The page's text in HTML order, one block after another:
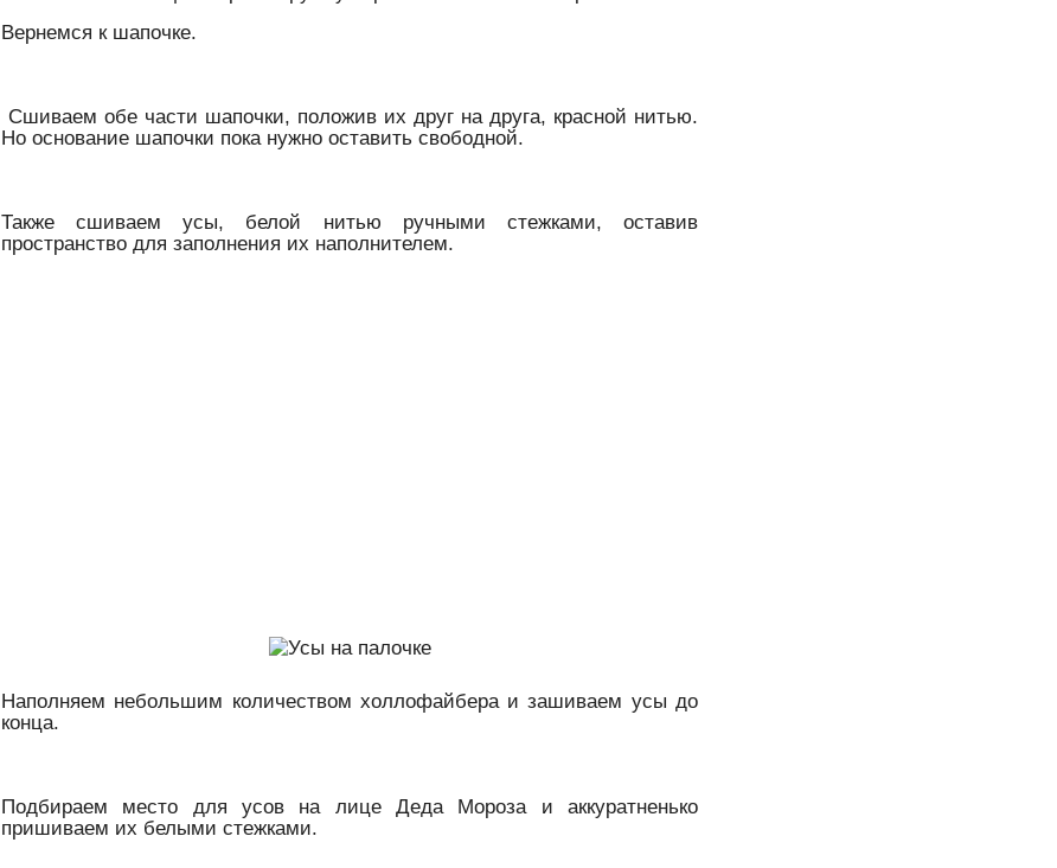
Вернемся к шапочке.
Сшиваем обе части шапочки, положив их друг на друга, красной нитью.
Но основание шапочки пока нужно оставить свободной.
Также сшиваем усы, белой нитью ручными стежками, оставив
пространство для заполнения их наполнителем.
Наполняем небольшим количеством холлофайбера и зашиваем усы до
конца.
Подбираем место для усов на лице Деда Мороза и аккуратненько
пришиваем их белыми стежками.